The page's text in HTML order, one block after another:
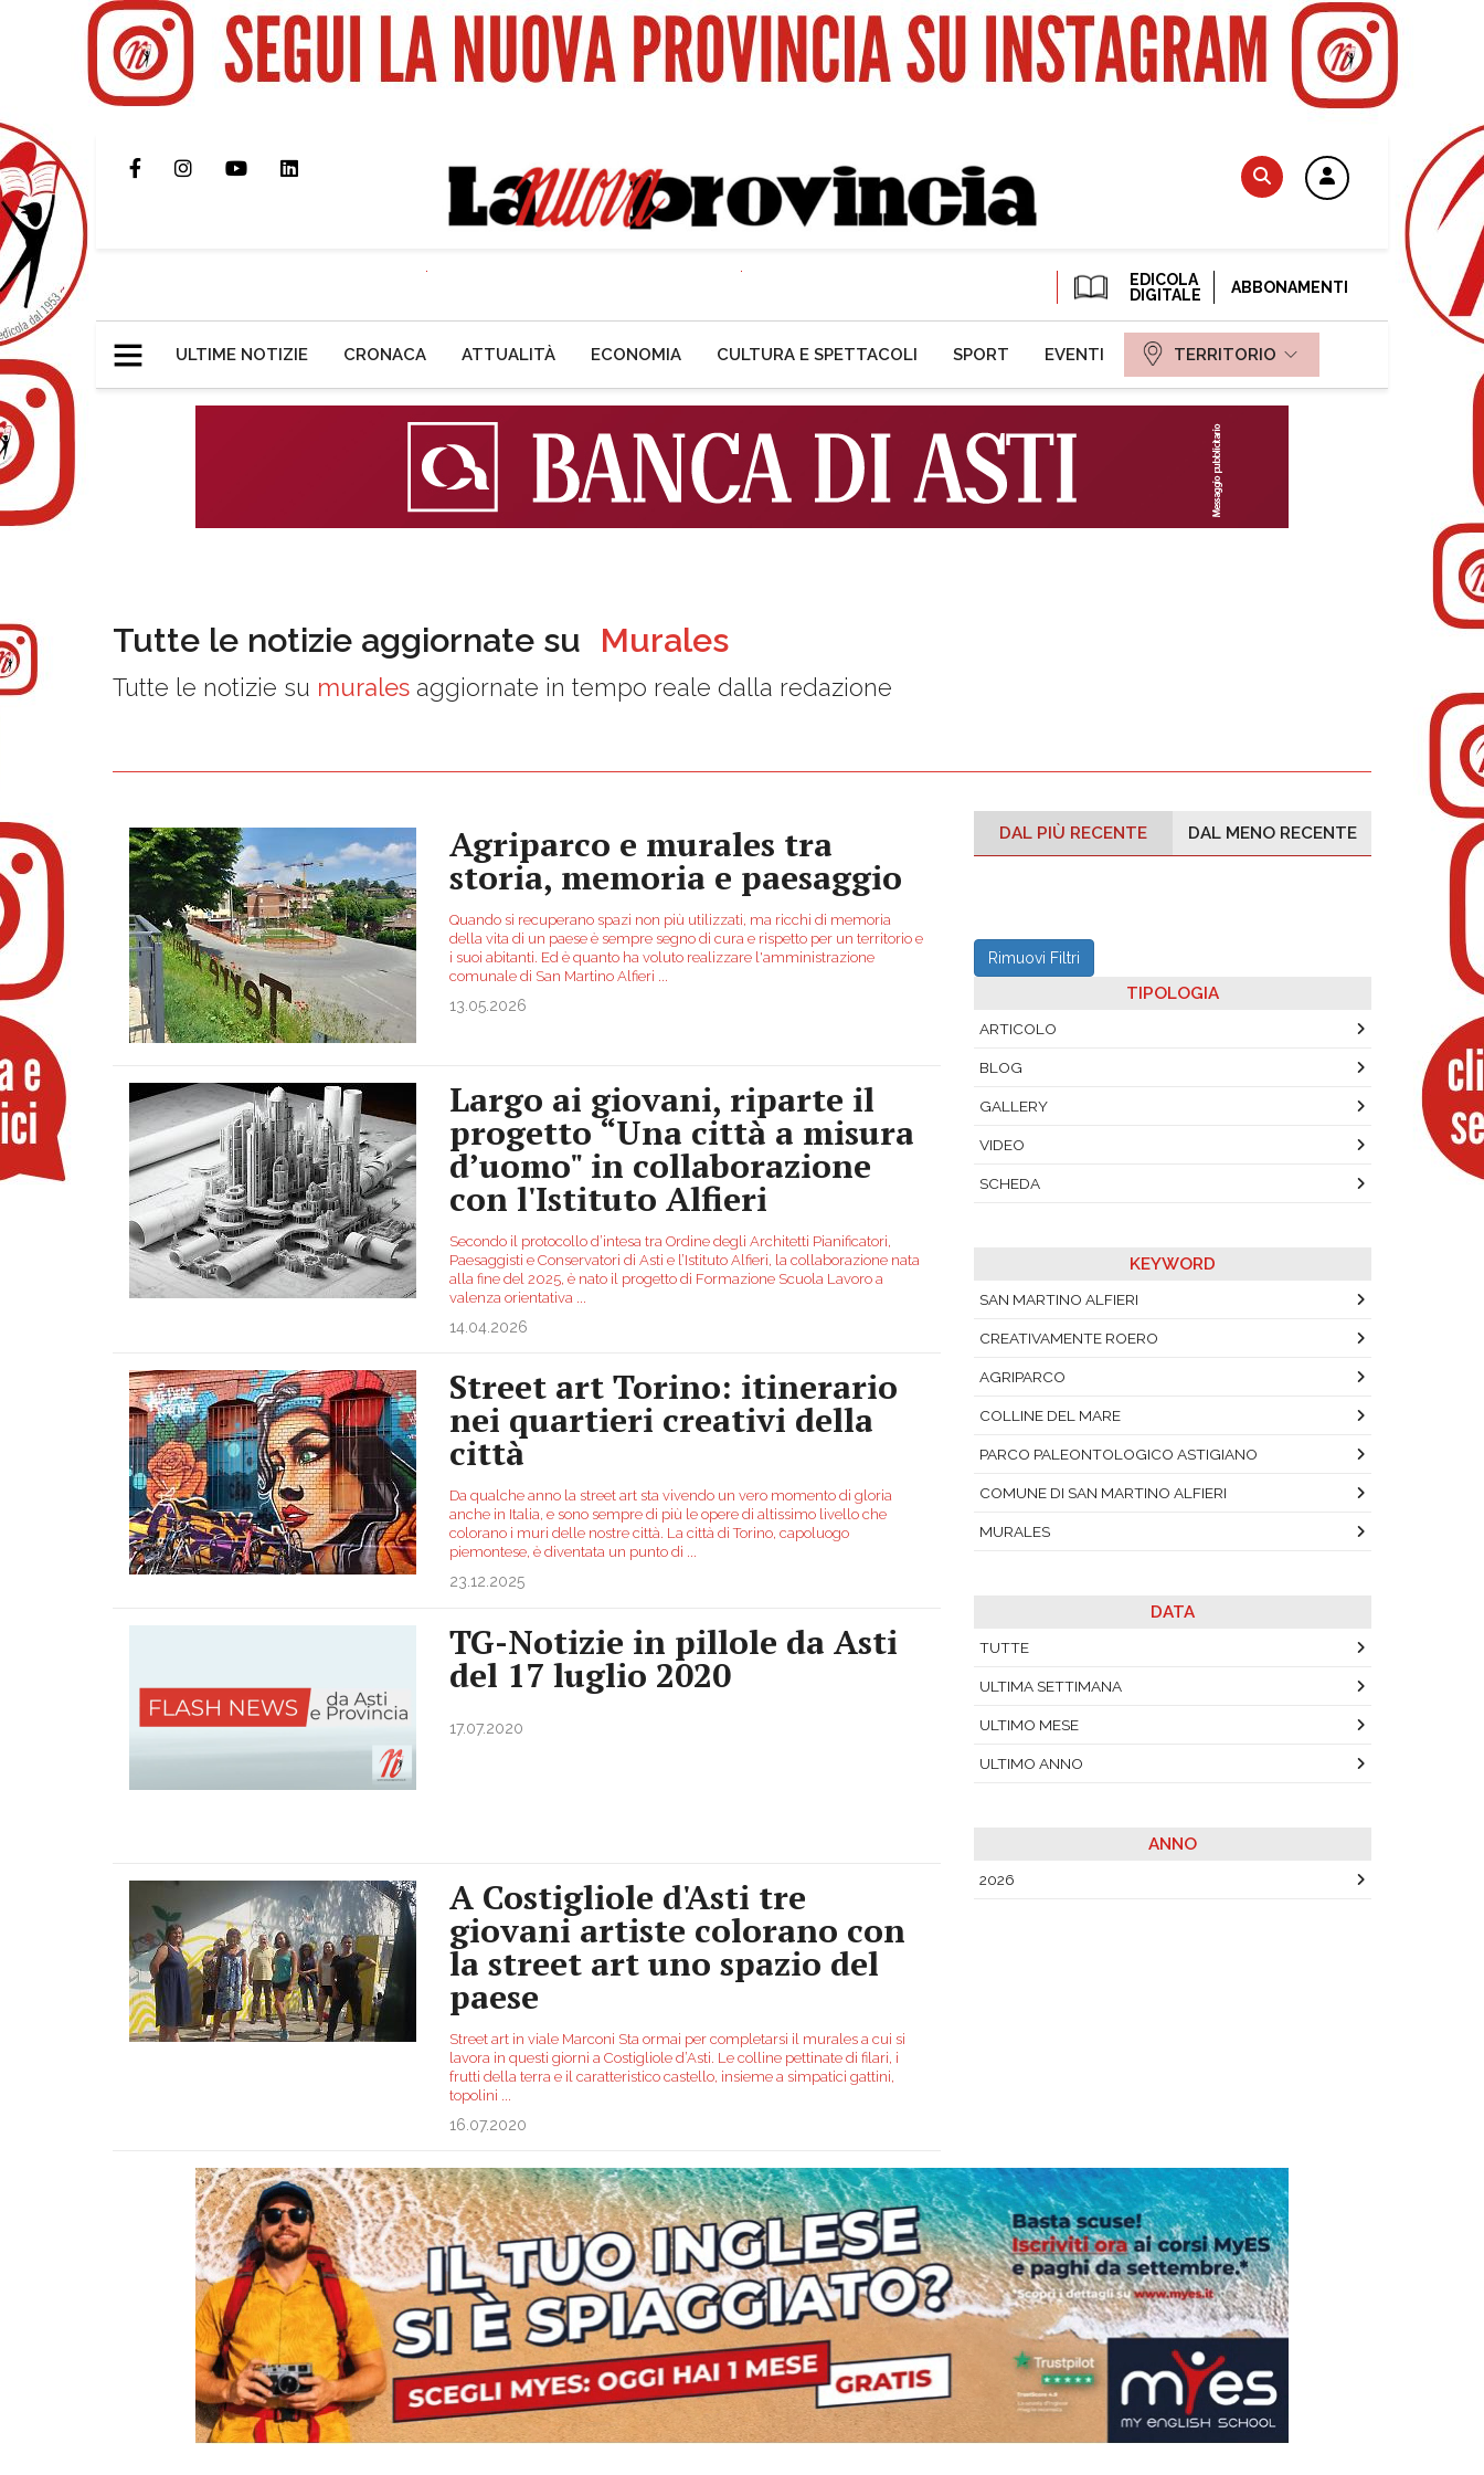
EDICOLA
DIGITALE
ABBONAMENTI
ULTIME NOTIZIE CRONACA ATTUALITÀ ECONOMIA CULTURA E SPETTACOLI SPORT EVENTI TERRITORIO
Tutte le notizie aggiornate su Murales
Tutte le notizie su murales aggiornate in tempo reale dalla redazione
Agriparco e murales tra
storia, memoria e paesaggio
Quando si recuperano spazi non più utilizzati, ma ricchi di memoria
della vita di un paese è sempre segno di cura e rispetto per un territorio e
i suoi abitanti. Ed è quanto ha voluto realizzare l'amministrazione
comunale di San Martino Alfieri
13.05.2026
Largo ai giovani, riparte il
progetto “Una città a misura
d’uomo" in collaborazione
con l'Istituto Alfieri
Secondo il protocollo d’intesa tra Ordine degli Architetti Pianificatori,
Paesaggisti e Conservatori di Asti e l’Istituto Alfieri, la collaborazione nata
alla fine del 2025, è nato il progetto di Formazione Scuola Lavoro a
valenza orientativa
14.04.2026
Street art Torino: itinerario
nei quartieri creativi della
città
Da qualche anno la street art sta vivendo un vero momento di gloria
anche in Italia, e sono sempre di più le opere di altissimo livello che
colorano i muri delle nostre città. La città di Torino, capoluogo
piemontese, è diventata un punto di
23.12.2025
TG-Notizie in pillole da Asti
del 17 luglio 2020
17.07.2020
A Costigliole d'Asti tre
giovani artiste colorano con
la street art uno spazio del
paese
Street art in viale Marconi Sta ormai per completarsi il murales a cui si
lavora in questi giorni a Costigliole d’Asti. Le colline pettinate di filari, i
frutti della terra e il caratteristico castello, insieme a simpatici gattini,
topolini
16.07.2020
DAL PIÙ RECENTE DAL MENO RECENTE
Rimuovi Filtri
TIPOLOGIA
ARTICOLO
BLOG
GALLERY
VIDEO
SCHEDA
KEYWORD
SAN MARTINO ALFIERI
CREATIVAMENTE ROERO
AGRIPARCO
COLLINE DEL MARE
PARCO PALEONTOLOGICO ASTIGIANO
COMUNE DI SAN MARTINO ALFIERI
MURALES
DATA
TUTTE
ULTIMA SETTIMANA
ULTIMO MESE
ULTIMO ANNO
ANNO
2026